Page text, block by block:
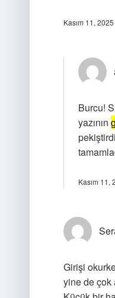
Kasım 11, 2025
Burcu!
yazının
Kasım 11,
Girişi
yine de çok